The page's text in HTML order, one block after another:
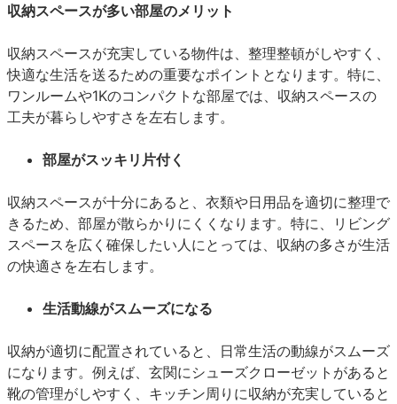
収納スペースが多い部屋のメリット
収納スペースが充実している物件は、整理整頓がしやすく、
快適な生活を送るための重要なポイントとなります。特に、
ワンルームや1Kのコンパクトな部屋では、収納スペースの
工夫が暮らしやすさを左右します。
部屋がスッキリ片付く
収納スペースが十分にあると、衣類や日用品を適切に整理で
きるため、部屋が散らかりにくくなります。特に、リビング
スペースを広く確保したい人にとっては、収納の多さが生活
の快適さを左右します。
生活動線がスムーズになる
収納が適切に配置されていると、日常生活の動線がスムーズ
になります。例えば、玄関にシューズクローゼットがあると
靴の管理がしやすく、キッチン周りに収納が充実していると